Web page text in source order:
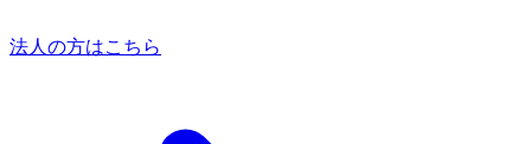
法人の方はこちら